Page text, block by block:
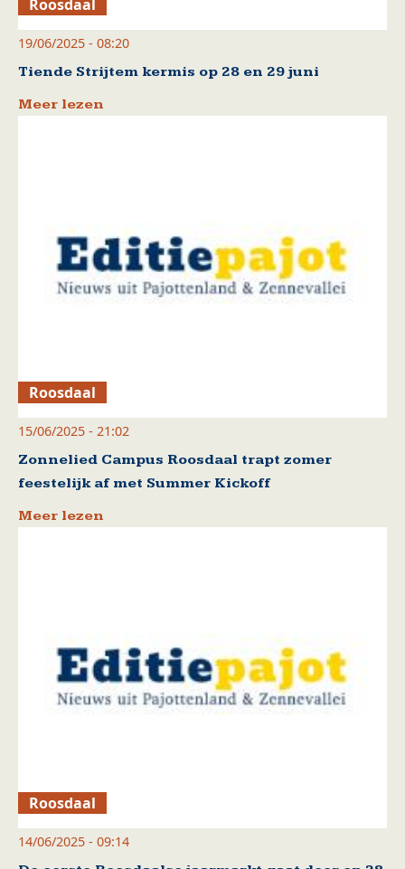
Roosdaal
19/06/2025 - 08:20
Tiende Strijtem kermis op 28 en 29 juni
Meer lezen
Roosdaal
15/06/2025 - 21:02
Zonnelied Campus Roosdaal trapt zomer
feestelijk af met Summer Kickoff
Meer lezen
Roosdaal
14/06/2025 - 09:14